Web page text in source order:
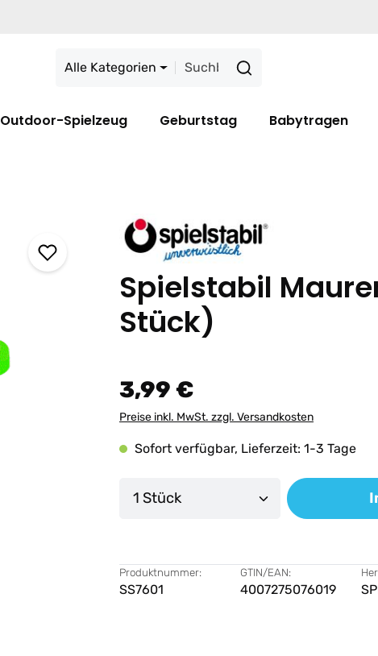
Alle Kategorien
Outdoor-Spielzeug Geburtstag Babytragen
Spielstabil
Stück)
3,99 €
Preise inkl. MwSt. zzgl. Versandkosten
Sofort verfügbar, Lieferzeit: 1-3 Tage
Produkt Anzahl: Gib den
Produktnummer:
SS7601
GTIN/EAN:
4007275076019